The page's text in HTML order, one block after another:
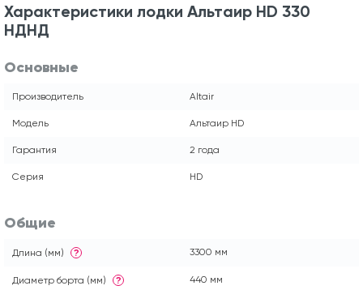
Характеристики лодки Альтаир HD 330
НДНД
Основные
Производитель Altair
Модель Альтаир HD
Гарантия 2 года
Серия HD
Общие
Длина (мм) ? 3300 мм
Диаметр борта (мм) ? 440 мм